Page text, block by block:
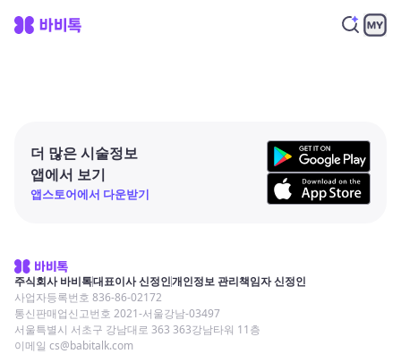
더 많은 시술정보
앱에서 보기
앱스토어에서 다운받기
주식회사 바비톡대표이사 신정인개인정보 관리책임자 신정인
사업자등록번호 836-86-02172
통신판매업신고번호 2021-서울강남-03497
서울특별시 서초구 강남대로 363 363강남타워 11층
이메일 cs@babitalk.com